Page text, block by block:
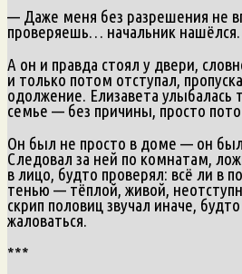
— Даже меня без разрешения не
проверяешь… начальник нашёлся.
А он и правда стоял у двери,
и только потом отступал,
одолжение. Елизавета улыбалась
семье — без причины, просто
Он был не просто в доме — он
Следовал за ней по комнатам,
в лицо, будто проверял: всё ли в
тенью — тёплой, живой,
скрип половиц звучал иначе,
жаловаться.
***